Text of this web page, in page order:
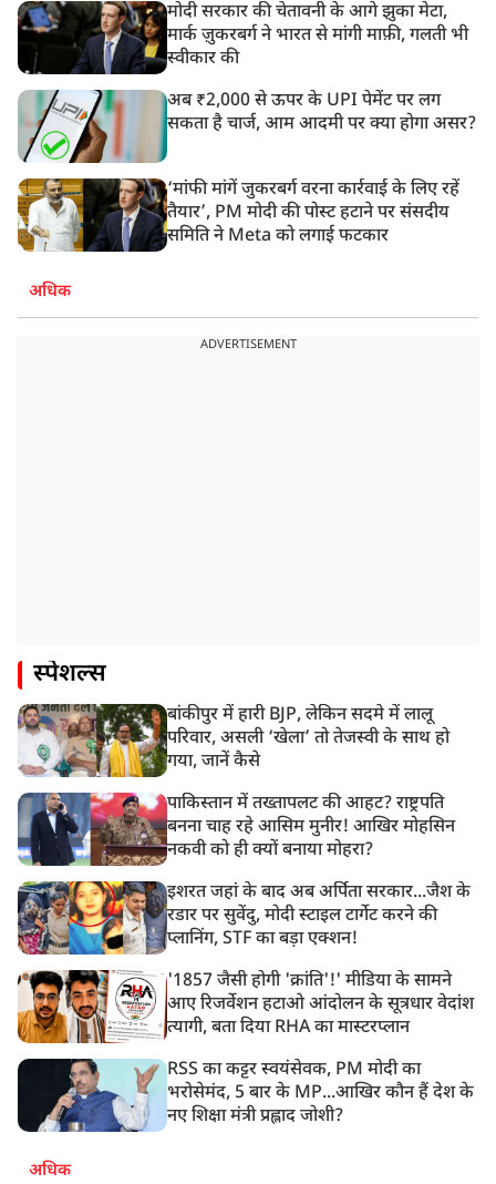
मोदी सरकार की चेतावनी के आगे झुका मेटा,
मार्क ज़ुकरबर्ग ने भारत से मांगी माफ़ी, गलती भी
स्वीकार की
अब ₹2,000 से ऊपर के UPI पेमेंट पर लग
सकता है चार्ज, आम आदमी पर क्या होगा असर?
‘मांफी मांगें जुकरबर्ग वरना कार्रवाई के लिए रहें
तैयार’, PM मोदी की पोस्ट हटाने पर संसदीय
समिति ने Meta को लगाई फटकार
अधिक
ADVERTISEMENT
स्पेशल्स
बांकीपुर में हारी BJP, लेकिन सदमे में लालू
परिवार, असली ‘खेला’ तो तेजस्वी के साथ हो
गया, जानें कैसे
पाकिस्तान में तख्तापलट की आहट? राष्ट्रपति
बनना चाह रहे आसिम मुनीर! आखिर मोहसिन
नकवी को ही क्यों बनाया मोहरा?
इशरत जहां के बाद अब अर्पिता सरकार...जैश के
रडार पर सुवेंदु, मोदी स्टाइल टार्गेट करने की
प्लानिंग, STF का बड़ा एक्शन!
'1857 जैसी होगी 'क्रांति'!' मीडिया के सामने
आए रिजर्वेशन हटाओ आंदोलन के सूत्रधार वेदांश
त्यागी, बता दिया RHA का मास्टरप्लान
RSS का कट्टर स्वयंसेवक, PM मोदी का
भरोसेमंद, 5 बार के MP...आखिर कौन हैं देश के
नए शिक्षा मंत्री प्रह्लाद जोशी?
अधिक